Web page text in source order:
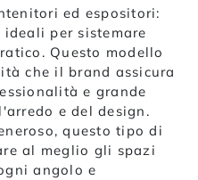
ed espositori:
per sistemare
Questo modello
che il brand assicura
e grande
e del design.
questo tipo di
al meglio gli spazi
angolo e